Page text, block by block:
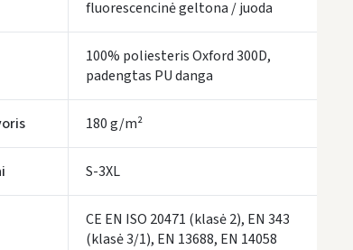
Express kurjeris- 4.00 €
Pirmadienį, Rugpjūčio 10 d.
NEMOKAMO PRISTATYMO TRŪKSTA:80 €
fluorescencinė geltona / juoda
100% poliesteris Oxford 300D,
padengtas PU danga
180 g/m²
S-3XL
CE EN ISO 20471 (klasė 2), EN 343
(klasė 3/1), EN 13688, EN 14058